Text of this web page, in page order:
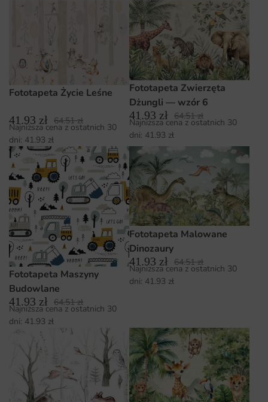
Fototapeta Życie Leśne
41.93 zł 64.51zł
Najniższa cena z ostatnich 30
dni: 41.93 zł
Fototapeta Zwierzęta
Dżungli — wzór 6
41.93 zł 64.51zł
Najniższa cena z ostatnich 30
dni: 41.93 zł
Fototapeta Maszyny
Budowlane
41.93 zł 64.51zł
Najniższa cena z ostatnich 30
dni: 41.93 zł
Fototapeta Malowane
Dinozaury
41.93 zł 64.51zł
Najniższa cena z ostatnich 30
dni: 41.93 zł